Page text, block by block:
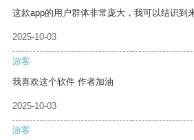
这款app的用户群体非常庞大，我可以结识到
2025-10-03
游客
我喜欢这个软件 作者加油
2025-10-03
游客